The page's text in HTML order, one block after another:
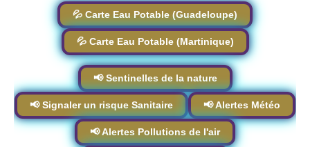
💦 Carte Eau Potable (Guadeloupe)
💦 Carte Eau Potable (Martinique)
📢 Sentinelles de la nature
📢 Signaler un risque Sanitaire 📢 Alertes Météo
📢 Alertes Pollutions de l'air